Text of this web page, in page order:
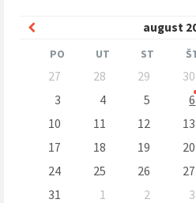
august
Predchádzajúci
mesiac
PO UT ST
Preskočit
kalendárne
27 28 29 30
3
4 5 6
10
11 12 13
17
18 19 20
24
25 26 27
31
1 2 3